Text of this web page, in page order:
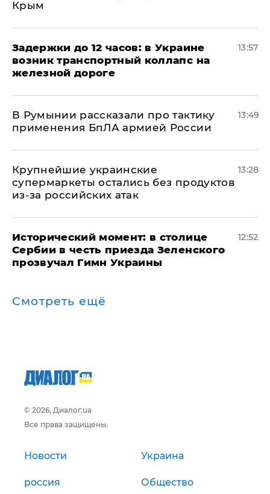
Крым
Задержки до 12 часов: в Украине
возник транспортный коллапс на
железной дороге
13:57
В Румынии рассказали про тактику
применения БпЛА армией России
13:49
Крупнейшие украинские
супермаркеты остались без продуктов
из-за российских атак
13:28
Исторический момент: в столице
Сербии в честь приезда Зеленского
прозвучал Гимн Украины
12:52
Смотреть ещё
© 2026, Диалог.ua
Все права защищены.
Новости Украина
россия Общество